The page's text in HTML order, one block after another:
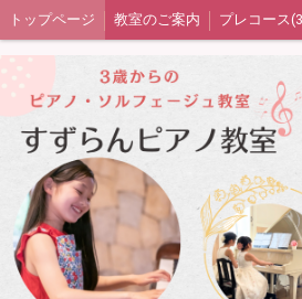
トップページ 教室のご案内
大人のピアノコース 発表会・室内楽・ワークショップ
教室blog プライバシーポリシー